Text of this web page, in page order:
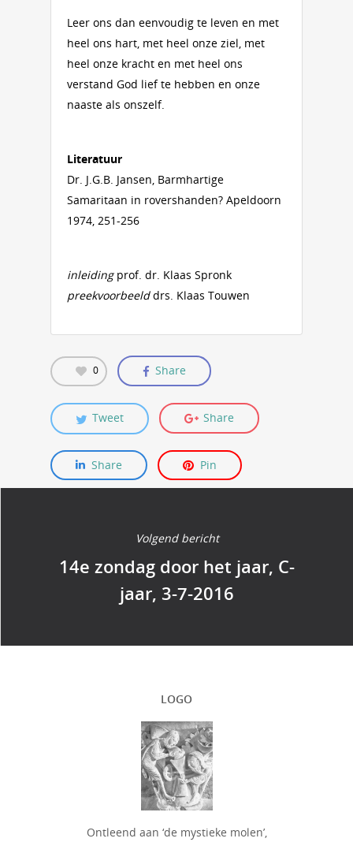
Leer ons dan eenvoudig te leven en met
heel ons hart, met heel onze ziel, met
heel onze kracht en met heel ons
verstand God lief te hebben en onze
naaste als onszelf.
Literatuur
Dr. J.G.B. Jansen, Barmhartige
Samaritaan in rovershanden? Apeldoorn
1974, 251-256
inleidingprof. dr. Klaas Spronk
preekvoorbeelddrs. Klaas Touwen
0 Share
Tweet Share
Share Pin
Volgend bericht
14e zondag door het jaar, C-
jaar, 3-7-2016
LOGO
Ontleend aan ‘de mystieke molen’,